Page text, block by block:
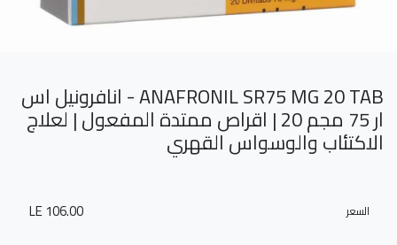
ANAFRONIL SR75 MG 20 TAB - انافرونيل اس
ار 75 مجم 20 | اقراص ممتدة المفعول | لعلاج
الاكتئاب والوسواس القهري
السعر 106.00